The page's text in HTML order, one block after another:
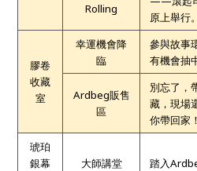
Rolling
原上舉行。
膠卷
收藏
室
幸運機會降
臨
參與故事
有機會抽
Ardbeg販售
區
別忘了，
藏，現場
你帶回家！
琥珀
銀幕
大師講堂 踏入